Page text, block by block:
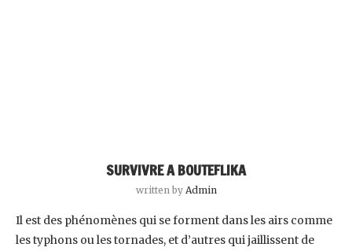
SURVIVRE A BOUTEFLIKA
written by Admin
Il est des phénomènes qui se forment dans les airs comme
les typhons ou les tornades, et d’autres qui jaillissent de